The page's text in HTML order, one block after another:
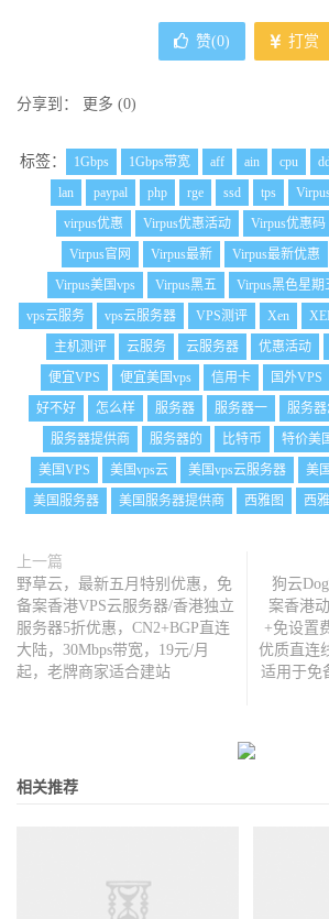
赞(0) 打赏
分享到： 更多 (0)
标签： 1Gbps 1Gbps带宽 aff ain cpu
lan
paypal php rge ssd tps
virpus优惠
Virpus优惠活动 Virpus优惠码
Virpus官网
Virpus最新 Virpus最新优惠
Virpus美国vps
Virpus黑五 Virpus黑色星期
vps云服务
vps云服务器 VPS测评 Xen
主机测评
云服务 云服务器 优惠活动
便宜VPS
便宜美国vps 信用卡 国外VPS
好不好
怎么样 服务器 服务器一 服务器
服务器提供商
服务器的 比特币 特价美
美国VPS
美国vps云 美国vps云服务器 美
美国服务器
美国服务器提供商 西雅图 西
上一篇
野草云，最新五月特别优惠，免
备案香港VPS云服务器/香港独立
服务器5折优惠，CN2+BGP直连
大陆，30Mbps带宽，19元/月
起，老牌商家适合建站
狗云
案香港
+免设置
优质直连
适用于免
相关推荐